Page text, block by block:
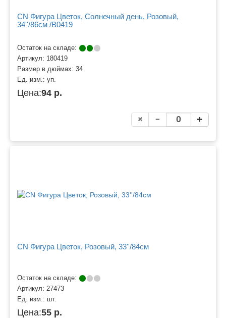
CN Фигура Цветок, Солнечный день, Розовый,
34''/86см /В0419
Остаток на складе:
Артикул: 180419
Размер в дюймах: 34
Ед. изм.: уп.
Цена:94 р.
CN Фигура Цветок, Розовый, 33''/84см
Остаток на складе:
Артикул: 27473
Ед. изм.: шт.
Цена:55 р.